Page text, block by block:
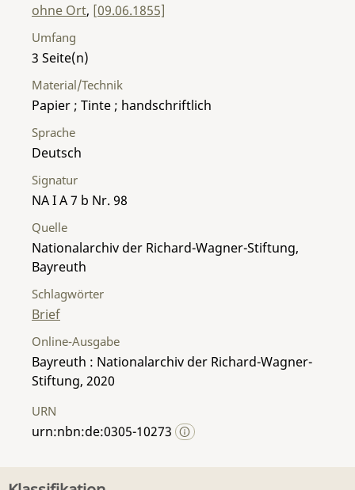
ohne Ort, [09.06.1855]
Umfang
3
Material/Technik
Papier ; Tinte ; handschriftlich
Sprache
Deutsch
Signatur
NA I A 7 b Nr. 98
Quelle
Nationalarchiv der Richard-Wagner-Stiftung,
Bayreuth
Schlagwörter
Brief
Online-Ausgabe
Bayreuth : Nationalarchiv der Richard-Wagner-
Stiftung, 2020
URN
urn:nbn:de:0305-10273